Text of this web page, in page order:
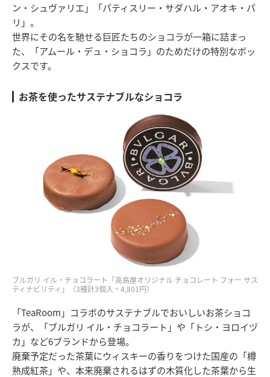
ン・シュヴァリエ」「パティスリー・サダハル・アオキ・パ
リ」。
世界にその名を馳せる巨匠たちのショコラが一箱に詰まっ
た、「アムール・デュ・ショコラ」のためだけの特別なボッ
クスです。
お茶を使ったサステナブルなショコラ
ブルガリ イル・チョコラート「高島屋オリジナル チョコレート フォー サス
ティナビリティ」（3種計3個入・4,801円）
「TeaRoom」コラボのサステナブルでおいしいお茶ショコ
ラが、「ブルガリ イル・チョコラート」や「トシ・ヨロイヅ
カ」など6ブランドから登場。
廃棄予定だった茶葉にウィスキーの香りをつけた国産の「樽
熟成紅茶」や、本来廃棄されるはずの木質化した茶葉から生